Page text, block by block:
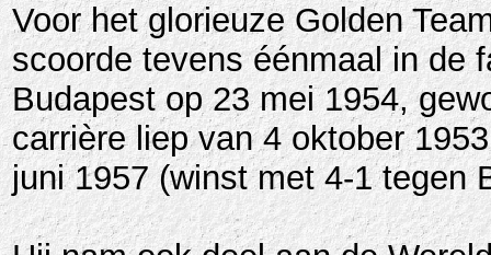
Voor het glorieuze Golden
scoorde tevens éénmaal in de
Budapest op 23 mei 1954,
carrière liep van 4 oktober
juni 1957 (winst met 4-1 tegen